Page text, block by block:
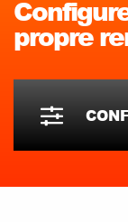
propre